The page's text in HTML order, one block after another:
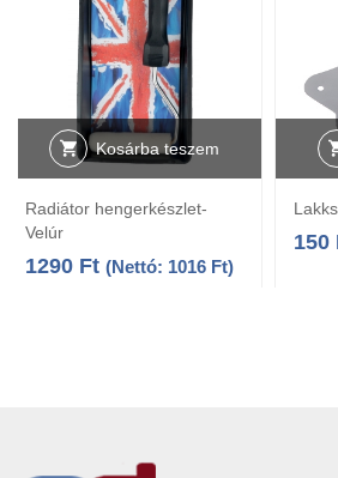
Kosárba teszem
Radiátor hengerkészlet-
Velúr
1290 Ft (Nettó: 1016 Ft)
150